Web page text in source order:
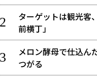
ターゲットは観光客
前横丁」
メロン酵母で仕込ん
つがる